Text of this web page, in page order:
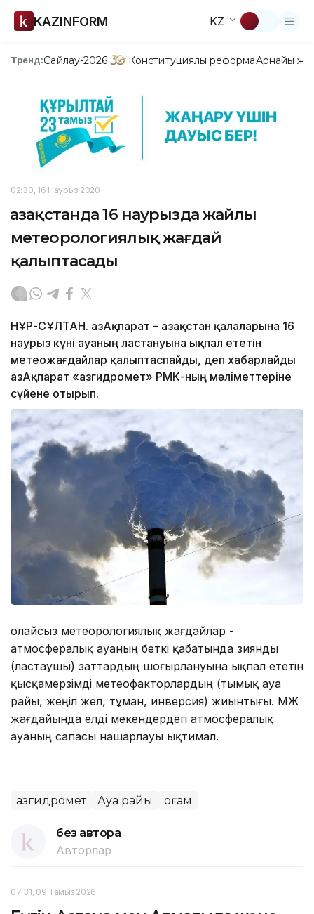
KAZINFORM KZ
Тренд:Сайлау-2026 Конституциялық реформаАрнайы
02:30, 16 Наурыз 2020
Қазақстанда 16 наурызда жайлы
метеорологиялық жағдай
қалыптасады
НҰР-СҰЛТАН. ҚазАқпарат – Қазақстан қалаларына 16
наурыз күні ауаның ластануына ықпал ететін
метеожағдайлар қалыптаспайды, деп хабарлайды
ҚазАқпарат «Қазгидромет» РМК-ның мәліметтеріне
сүйене отырып.
Қолайсыз метеорологиялық жағдайлар -
атмосфералық ауаның беткі қабатында зиянды
(ластаушы) заттардың шоғырлануына ықпал ететін
қысқамерзімді метеофакторлардың (тымық ауа
райы, жеңіл жел, тұман, инверсия) жиынтығы. ҚМЖ
жағдайында елді мекендердегі атмосфералық
ауаның сапасы нашарлауы ықтимал.
Қазгидромет Ауа райы Қоғам
без автора
Авторлар
07:31, 09 Тамыз 2026